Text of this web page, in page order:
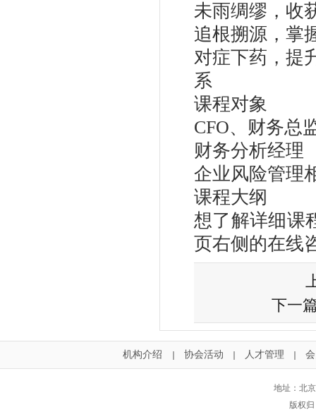
未雨绸缪，收
追根搠源，掌
对症下药，提
系
课程对象
CFO、财务总
财务分析经理
企业风险管理
课程大纲
想了解详细课
页右侧的在线
下一
机构介绍 协会活动 人才管理
地址：北
版权